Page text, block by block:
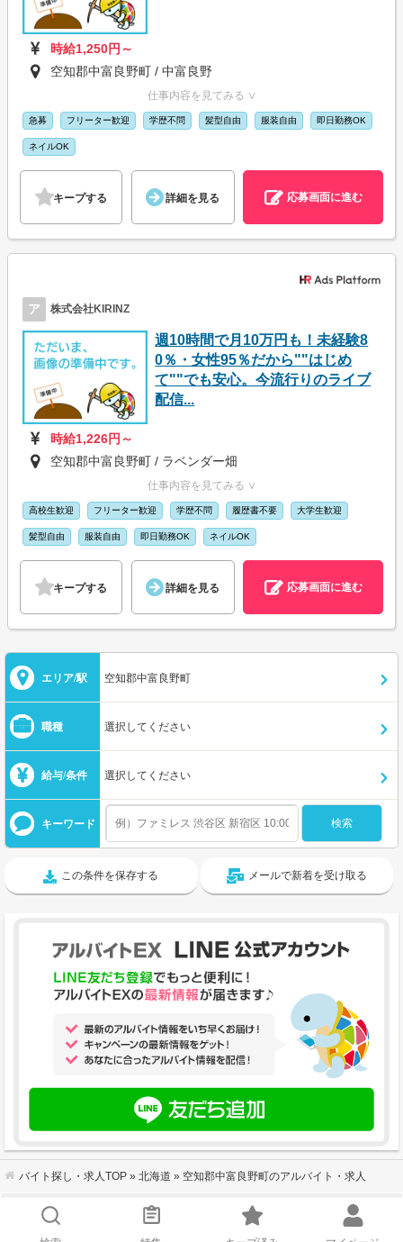
時給1,250円～
空知郡中富良野町 / 中富良野
仕事内容を見てみる ∨
急募 フリーター歓迎 学歴不問 髪型自由 服装自由 即日勤務OK
ネイルOK
キープする 詳細を見る 応募画面に進む
ア 株式会社KIRINZ
週10時間で月10万円も！未経験8
0％・女性95％だから""はじめ
て""でも安心。今流行りのライブ
配信...
時給1,226円～
空知郡中富良野町 / ラベンダー畑
仕事内容を見てみる ∨
高校生歓迎 フリーター歓迎 学歴不問 履歴書不要 大学生歓迎
髪型自由 服装自由 即日勤務OK ネイルOK
キープする 詳細を見る 応募画面に進む
エリア/駅 空知郡中富良野町
職種 選択してください
給与/条件 選択してください
キーワード
この条件を保存する メールで新着を受け取る
バイト探し・求人TOP » 北海道 » 空知郡中富良野町のアルバイト・求人
会社概要 ｜個人情報の取り扱いについて
お問い合わせ
｜企業ご担当者様へ キーワードから探す